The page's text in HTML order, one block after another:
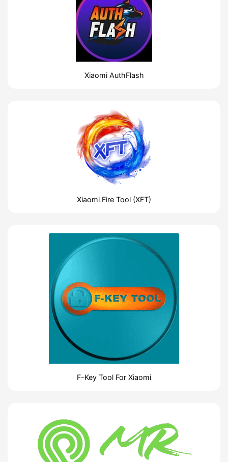
Xiaomi AuthFlash
Xiaomi Fire Tool (XFT)
F-Key Tool For Xiaomi